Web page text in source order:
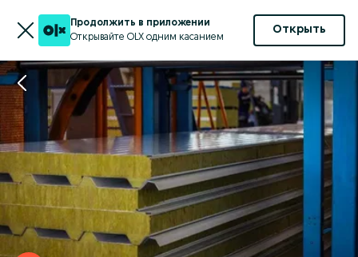
Продолжить в приложении
Открывайте OLX одним касанием
Открыть